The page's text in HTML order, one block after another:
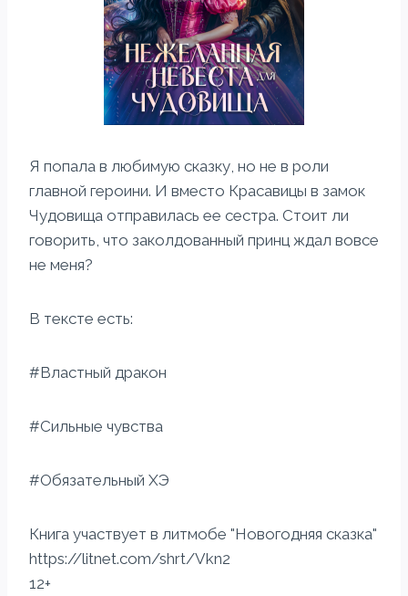
Я попала в любимую сказку, но не в роли
главной героини. И вместо Красавицы в замок
Чудовища отправилась ее сестра. Стоит ли
говорить, что заколдованный принц ждал вовсе
не меня?
В тексте есть:
#Властный дракон
#Сильные чувства
#Обязательный ХЭ
Книга участвует в литмобе "Новогодняя сказка"
https://litnet.com/shrt/Vkn2
12+